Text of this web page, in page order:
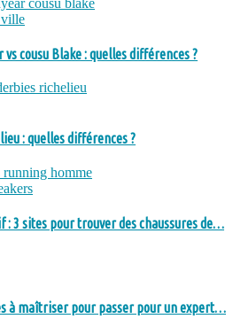
ville
vs cousu Blake : quelles différences ?
: quelles différences ?
: 3 sites pour trouver des chaussures de…
à maîtriser pour passer pour un expert…